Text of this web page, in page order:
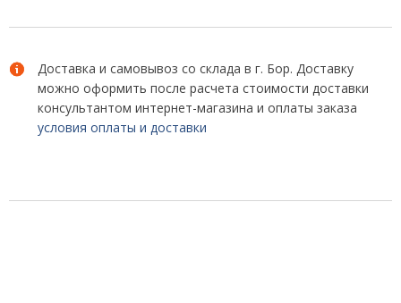
Доставка и самовывоз со склада в г. Бор. Доставку
можно оформить после расчета стоимости доставки
консультантом интернет-магазина и оплаты заказа
условия оплаты и доставки